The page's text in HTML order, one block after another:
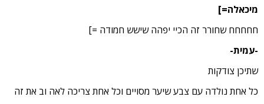
מיכאלה=]
חחחחח שחורר זה הכיי יפהה שישש חמודה =]
-עמית-
שתיכן צודקות
כל אחת נולדה עם צבע שיער מסויים וכל אחת צריכה לאה וב את זה